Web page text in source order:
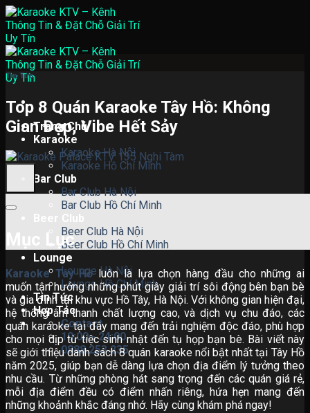
Skip
to
content
Trang Chủ
Karaoke
Karaoke Hà Nội
Karaoke Hồ Chí Minh
Bar Club
Bar Club Hà Nội
Bar Club Hồ Chí Minh
Beer Club
Beer Club Hà Nội
Beer Club Hồ Chí Minh
Lounge
Lounge Hà Nội
Lounge Hồ Chí Minh
Tin Tức
Hợp Tác
Contact
10:00 - 24:00
0888.253.235
Tin Tức
Top 8 Quán Karaoke Tây Hồ: Không
Gian Đẹp, Vibe Hết Sảy
Mục Lục
Karaoke Tây Hồluôn là lựa chọn hàng đầu cho những ai
muốn tận hưởng những phút giây giải trí sôi động bên bạn bè
và gia đình tại khu vực Hồ Tây, Hà Nội. Với không gian hiện đại,
hệ thống âm thanh chất lượng cao, và dịch vụ chu đáo, các
quán karaoke tại đây mang đến trải nghiệm độc đáo, phù hợp
cho mọi dịp từ tiệc sinh nhật đến tụ họp bạn bè. Bài viết này
sẽ giới thiệu danh sách 8 quán karaoke nổi bật nhất tại Tây Hồ
năm 2025, giúp bạn dễ dàng lựa chọn địa điểm lý tưởng theo
nhu cầu. Từ những phòng hát sang trọng đến các quán giá rẻ,
mỗi địa điểm đều có điểm nhấn riêng, hứa hẹn mang đến
những khoảnh khắc đáng nhớ. Hãy cùng khám phá ngay!